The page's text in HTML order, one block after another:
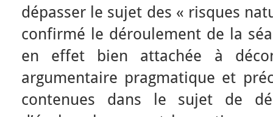
dépasser le sujet des « risques
confirmé le déroulement de la
en effet bien attachée à
argumentaire pragmatique et
contenues dans le sujet de